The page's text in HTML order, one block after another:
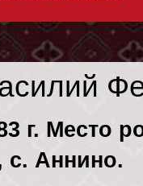
г. Место
с. Аннино.